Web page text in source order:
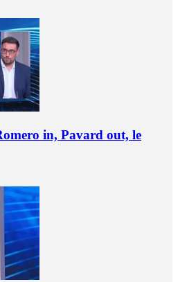
in, Pavard out, le